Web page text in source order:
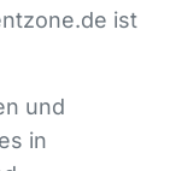
ist
und
in